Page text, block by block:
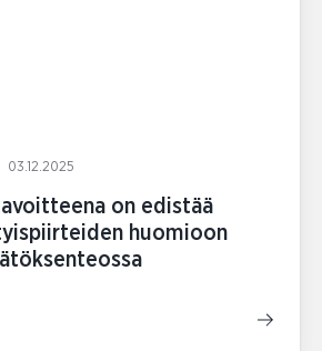
03.12.2025
on edistää
huomioon